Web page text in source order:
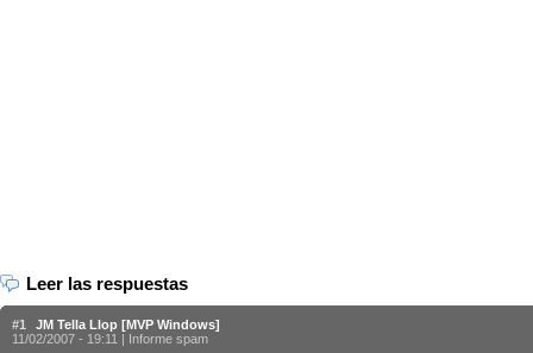
Leer las respuestas
#1
JM Tella Llop [MVP Windows]
11/02/2007 - 19:11 | Informe spam